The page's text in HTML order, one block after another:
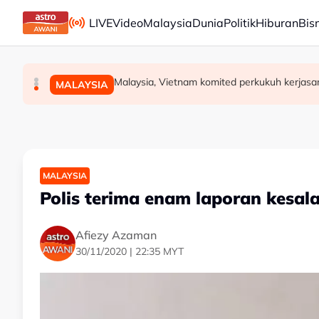
Skip to main content
LIVEVideoMalaysiaDuniaPolitikHiburan
MALAYSIA Teknologi "5G Advanced" buka potensi
MALAYSIA KL20 2026 tambah empat fokus baharu,
MALAYSIA Malaysia, Vietnam komited perkukuh
MALAYSIA
Polis terima enam laporan
Afiezy Azaman
30/11/2020 | 22:35 MYT